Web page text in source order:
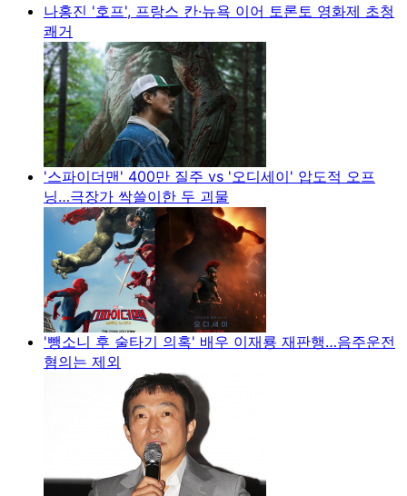
나홍진 '호프', 프랑스 칸·뉴욕 이어 토론토 영화제 초청
쾌거
'스파이더맨' 400만 질주 vs '오디세이' 압도적 오프
닝…극장가 싹쓸이한 두 괴물
'뺑소니 후 술타기 의혹' 배우 이재룡 재판행…음주운전
혐의는 제외